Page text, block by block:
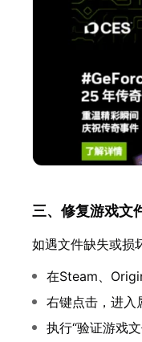
三、修复游戏文
如遇文件缺失或损
在Steam、
右键点击，进入
执行“验证游戏